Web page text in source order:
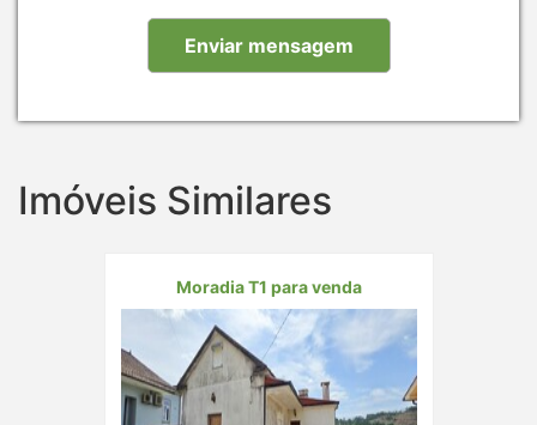
Imóveis Similares
Moradia T1 para venda